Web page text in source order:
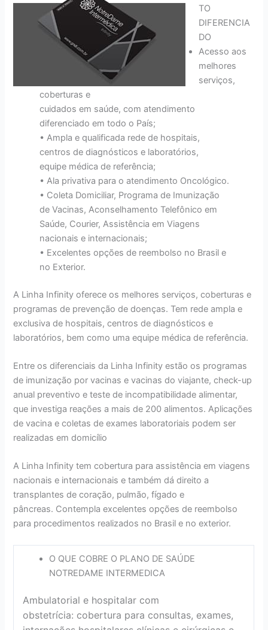
TO
DIFERENCIA
DO
Acesso aos
melhores
serviços,
coberturas e
cuidados em saúde, com atendimento
diferenciado em todo o País;
• Ampla e qualificada rede de hospitais,
centros de diagnósticos e laboratórios,
equipe médica de referência;
• Ala privativa para o atendimento Oncológico.
• Coleta Domiciliar, Programa de Imunização
de Vacinas, Aconselhamento Telefônico em
Saúde, Courier, Assistência em Viagens
nacionais e internacionais;
• Excelentes opções de reembolso no Brasil e
no Exterior.
A Linha Infinity oferece os melhores serviços, coberturas e
programas de prevenção de doenças. Tem rede ampla e
exclusiva de hospitais, centros de diagnósticos e
laboratórios, bem como uma equipe médica de referência.
Entre os diferenciais da Linha Infinity estão os programas
de imunização por vacinas e vacinas do viajante, check-up
anual preventivo e teste de incompatibilidade alimentar,
que investiga reações a mais de 200 alimentos. Aplicações
de vacina e coletas de exames laboratoriais podem ser
realizadas em domicílio
A Linha Infinity tem cobertura para assistência em viagens
nacionais e internacionais e também dá direito a
transplantes de coração, pulmão, fígado e
pâncreas. Contempla excelentes opções de reembolso
para procedimentos realizados no Brasil e no exterior.
O QUE COBRE O PLANO DE SAÚDE
NOTREDAME INTERMEDICA
Ambulatorial e hospitalar com
obstetrícia: cobertura para consultas, exames,